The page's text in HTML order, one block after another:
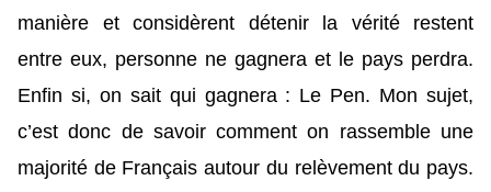
manière et considèrent détenir la vérité restent
entre eux, personne ne gagnera et le pays perdra.
Enfin si, on sait qui gagnera : Le Pen. Mon sujet,
c’est donc de savoir comment on rassemble une
majorité de Français autour du relèvement du pays.